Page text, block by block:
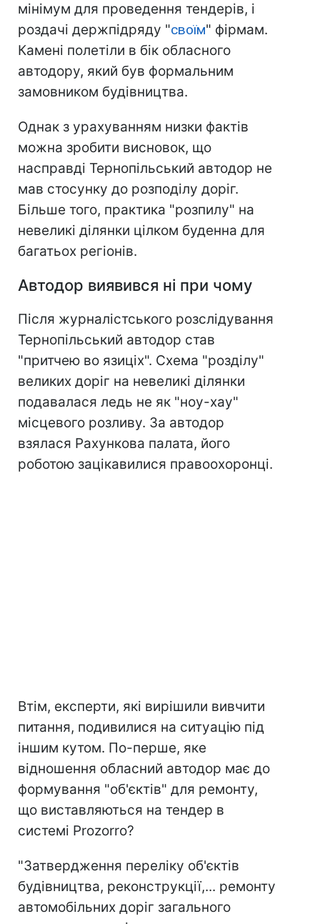
мінімум для проведення тендерів, і
роздачі держпідряду "своїм" фірмам.
Камені полетіли в бік обласного
автодору, який був формальним
замовником будівництва.
Однак з урахуванням низки фактів
можна зробити висновок, що
насправді Тернопільський автодор не
мав стосунку до розподілу доріг.
Більше того, практика "розпилу" на
невеликі ділянки цілком буденна для
багатьох регіонів.
Автодор виявився ні при чому
Після журналістського розслідування
Тернопільський автодор став
"притчею во язиціх". Схема "розділу"
великих доріг на невеликі ділянки
подавалася ледь не як "ноу-хау"
місцевого розливу. За автодор
взялася Рахункова палата, його
роботою зацікавилися правоохоронці.
Втім, експерти, які вирішили вивчити
питання, подивилися на ситуацію під
іншим кутом. По-перше, яке
відношення обласний автодор має до
формування "об'єктів" для ремонту,
що виставляються на тендер в
системі Prozorro?
"Затвердження переліку об'єктів
будівництва, реконструкції,... ремонту
автомобільних доріг загального